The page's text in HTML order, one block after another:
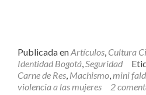
Publicada enArtículos, Cultura
Identidad Bogotá,Seguridad
Carne de Res, Machismo,mini
violencia a las mujeres
2